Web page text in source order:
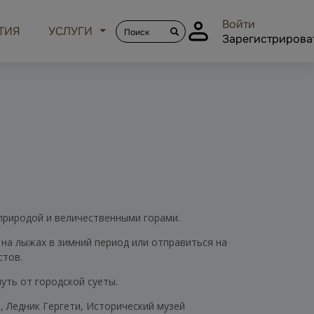
УСЛУГИ
Войти
и величественными горами.
лыжах в зимний период или отправиться на
от городской суеты.
Гергети, Исторический музей